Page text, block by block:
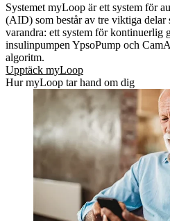
Systemet myLoop är ett system för
(AID) som består av tre viktiga delar
varandra: ett system för kontinuerlig
insulinpumpen YpsoPump och
algoritm.
Upptäck myLoop
Hur myLoop tar hand om dig